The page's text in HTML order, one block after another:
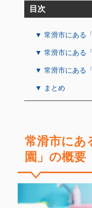
目次
▼ 常滑市にある
▼ 常滑市にある
▼ 常滑市にある
▼ まとめ
常滑市にあ
園」の概要